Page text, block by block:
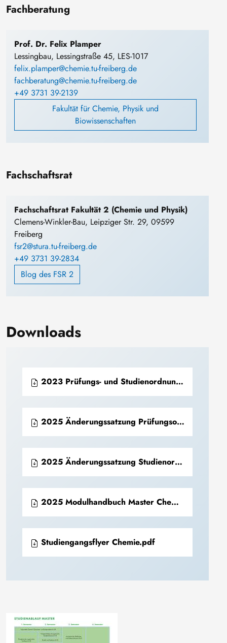
Fachberatung
Prof. Dr. Felix Plamper
Lessingbau, Lessingstraße 45, LES-1017
felix.plamper@chemie.tu-freiberg.de
fachberatung@chemie.tu-freiberg.de
+49 3731 39-2139
Fakultät für Chemie, Physik und
Biowissenschaften
Fachschaftsrat
Fachschaftsrat Fakultät 2 (Chemie und Physik)
Clemens-Winkler-Bau, Leipziger Str. 29, 09599
Freiberg
fsr2@stura.tu-freiberg.de
+49 3731 39-2834
Blog des FSR 2
Downloads
2023 Prüfungs- und Studienordnung Master Chemie (PDF)
2025 Änderungssatzung Prüfungsordnung Master Chemie (PDF)
2025 Änderungssatzung Studienordnung Master Chemie (PDF)
2025 Modulhandbuch Master Chemie (PDF)
Studiengangsflyer Chemie.pdf